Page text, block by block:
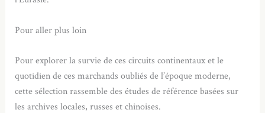
Pour aller plus loin
Pour explorer la survie de ces circuits continentaux et le
quotidien de ces marchands oubliés de l’époque moderne,
cette sélection rassemble des études de référence basées sur
les archives locales, russes et chinoises.